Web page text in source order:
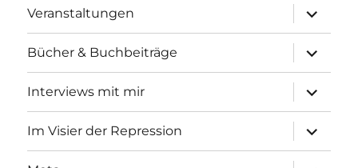
Veranstaltungen
anzeigen
Bücher & Buchbeiträge
anzeigen
Interviews mit mir
anzeigen
Im Visier der Repression
anzeigen